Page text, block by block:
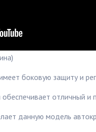
боковую защиту и
отличный и
данную модель